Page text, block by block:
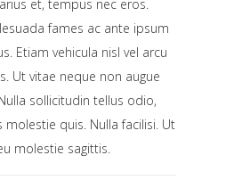
et, tempus nec eros.
fames ac ante ipsum
Etiam vehicula nisl vel arcu
Ut vitae neque non augue
sollicitudin tellus odio,
quis. Nulla facilisi. Ut
molestie sagittis.